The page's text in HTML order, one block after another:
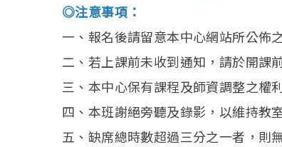
◎注意事項：
一、報名後請留意本中心網站所公佈
二、若上課前未收到通知，請於開課
三、本中心保有課程及師資調整之權
四、本班謝絕旁聽及錄影，以維持教
五、缺席總時數超過三分之一者，則